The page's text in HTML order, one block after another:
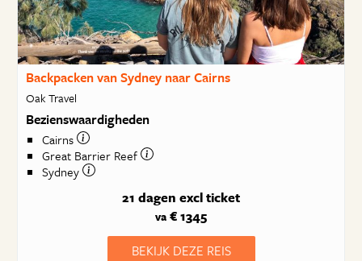
Backpacken van Sydney naar Cairns
Oak Travel
Bezienswaardigheden
Cairns
Great Barrier Reef
Sydney
21 dagen excl ticket
va € 1345
BEKIJK DEZE REIS